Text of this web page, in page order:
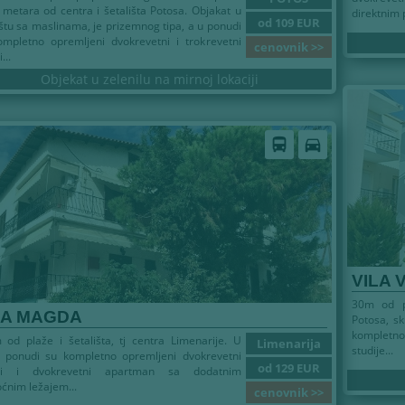
direktnim
od 109 EUR
cenovnik >>
od centra i šetališta Potosa. Objakat u
sa maslinama, je prizemnog tipa, a u ponudi
opremljeni dvokrevetni i trokrevetni
Objekat u zelenilu na mirnoj lokaciji
VILA
30m od
Potosa,
studije...
directions_bus directions_car
MAGDA
Limenarija
od 129 EUR
cenovnik >>
od plaže i šetališta, tj centra Limenarije. U
ponudi su kompletno opremljeni dvokrevetni
i dvokrevetni apartman sa dodatnim
ležajem...